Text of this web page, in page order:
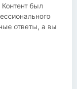
был
ответы, а вы